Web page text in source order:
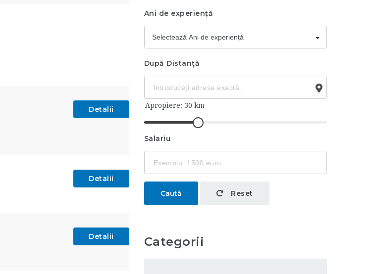
Detalii
Detalii
Detalii
Ani de experiență
Selectează Ani de experiență
După Distanță
Salariu
Caută Reset
Categorii